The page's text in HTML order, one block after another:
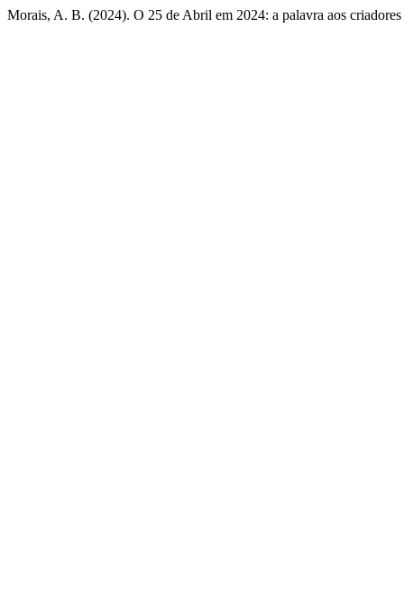
Morais, A. B. (2024). O 25 de Abril em 2024: a palavra aos